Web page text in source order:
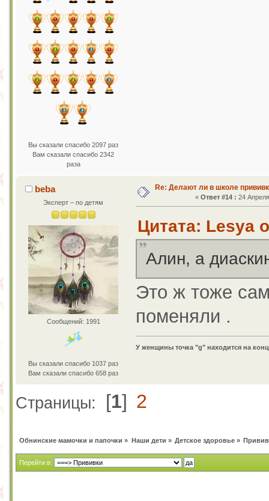
Вы сказали спасибо 2097 раз
Вам сказали спасибо 2342
раза
beba
Эксперт – по детям
Сообщений: 1991
Вы сказали спасибо 1037 раз
Вам сказали спасибо 658 раз
Re: Делают ли в школе
«Ответ #14 : 24
Цитата: Lesya
Алин, а
Это ж тоже
поменяли .
У женщины точка "g" находится на
Страницы: [1] 2
Обнинские мамочки и папочки » Наши дети » Детское здоровье»
Перейти в: